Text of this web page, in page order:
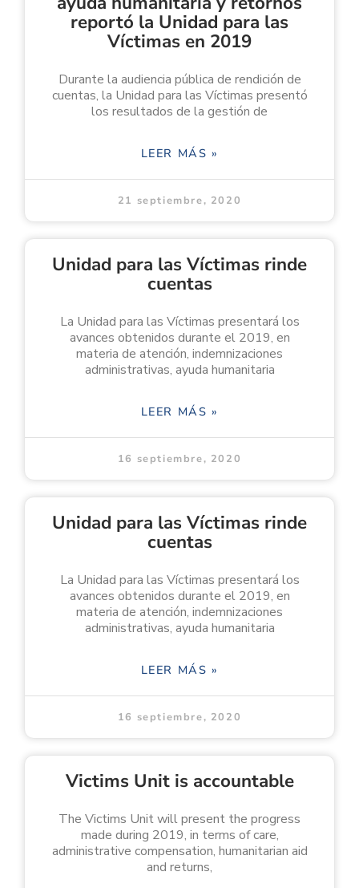
reportó la Unidad para las
Víctimas en 2019
Durante la audiencia pública de rendición de
cuentas, la Unidad para las Víctimas presentó
los resultados de la gestión de
LEER MÁS »
21 septiembre, 2020
Unidad para las Víctimas rinde
cuentas
La Unidad para las Víctimas presentará los
avances obtenidos durante el 2019, en
materia de atención, indemnizaciones
administrativas, ayuda humanitaria
LEER MÁS »
16 septiembre, 2020
Unidad para las Víctimas rinde
cuentas
La Unidad para las Víctimas presentará los
avances obtenidos durante el 2019, en
materia de atención, indemnizaciones
administrativas, ayuda humanitaria
LEER MÁS »
16 septiembre, 2020
Victims Unit is accountable
The Victims Unit will present the progress
made during 2019, in terms of care,
administrative compensation, humanitarian aid
and returns,